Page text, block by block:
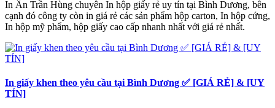
In Ấn Trần Hùng chuyên In hộp giấy rẻ uy tín tại Bình Dương, bên
cạnh đó công ty còn in giá rẻ các sản phẩm hộp carton, In hộp cứng,
In hộp mỹ phẩm, hộp giấy cao cấp nhanh nhất với giá rẻ nhất.
In giấy khen theo yêu cầu tại Bình Dương ✅ [GIÁ RẺ] & [UY
TÍN]